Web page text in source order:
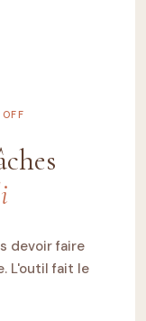
devoir faire
L'outil fait le